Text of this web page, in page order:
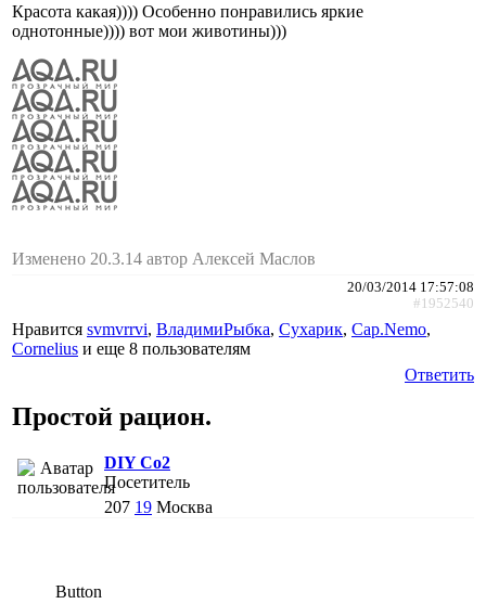
Красота какая)))) Особенно понравились яркие
однотонные)))) вот мои животины)))
Изменено 20.3.14 автор Алексей Маслов
20/03/2014 17:57:08
#1952540
Нравится svmvrrvi, ВладимиРыбка, Сухарик, Cap.Nemo,
Cornelius и еще 8 пользователям
Ответить
Простой рацион.
DIY Co2
Посетитель
207 19 Москва
Button